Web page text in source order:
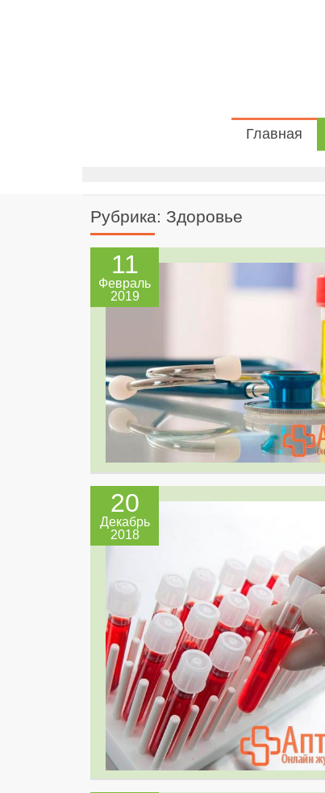
Главная
Рубрика: Здоровье
11
Февраль
2019
20
Декабрь
2018